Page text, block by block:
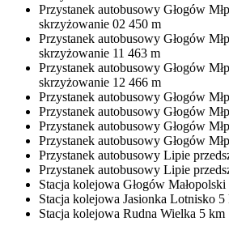
Przystanek autobusowy Głogów
skrzyżowanie 02 450 m
Przystanek autobusowy Głogów
skrzyżowanie 11 463 m
Przystanek autobusowy Głogów
skrzyżowanie 12 466 m
Przystanek autobusowy Głogów
Przystanek autobusowy Głogów
Przystanek autobusowy Głogów
Przystanek autobusowy Głogów
Przystanek autobusowy Lipie
Przystanek autobusowy Lipie
Stacja kolejowa Głogów Małopolski
Stacja kolejowa Jasionka Lotnisko 5
Stacja kolejowa Rudna Wielka 5 km